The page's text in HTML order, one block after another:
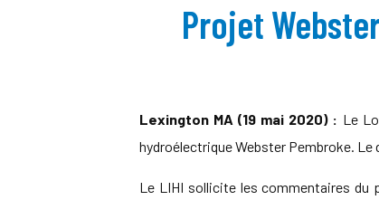
Projet
Lexington MA (19 mai 2020) : Le
hydroélectrique Webster Pembroke.
Le LIHI sollicite les commentaires du